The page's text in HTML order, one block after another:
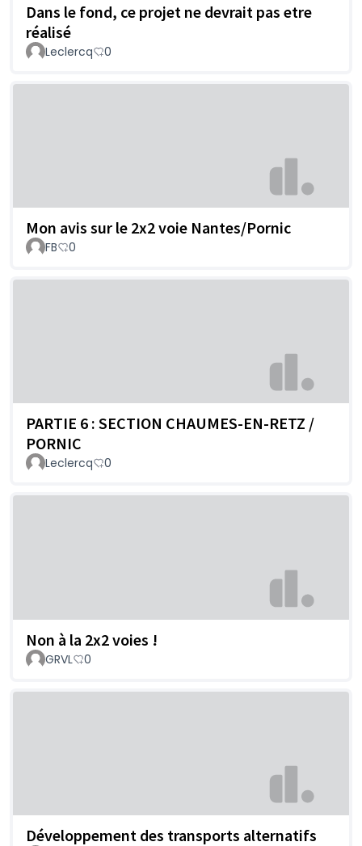
Dans le fond, ce projet ne devrait pas etre
réalisé
Leclercq 0
Mon avis sur le 2x2 voie Nantes/Pornic
FB 0
PARTIE 6 : SECTION CHAUMES-EN-RETZ /
PORNIC
Leclercq 0
Non à la 2x2 voies !
GRVL 0
Développement des transports alternatifs